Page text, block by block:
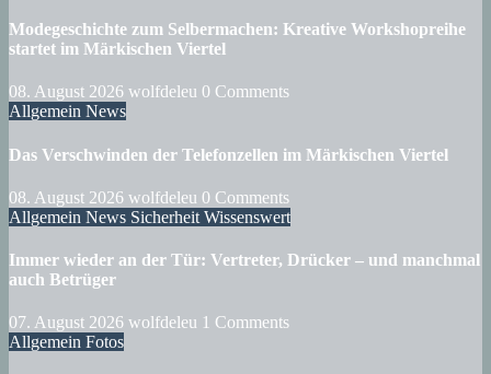
Modegeschichte zum Selbermachen: Kreative Workshopreihe
startet im Märkischen Viertel
08. August 2026 wolfdeleu 0 Comments
Allgemein News
Das Verschwinden der Telefonzellen im Märkischen Viertel
08. August 2026 wolfdeleu 0 Comments
Allgemein News Sicherheit Wissenswert
Immer wieder an der Tür: Vertreter, Drücker – und manchmal
auch Betrüger
07. August 2026 wolfdeleu 1 Comments
Allgemein Fotos